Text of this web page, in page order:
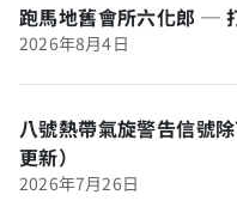
跑馬地舊會所六化郎 ─
2026年8月4日
八號熱帶氣旋警告信號
更新）
2026年7月26日